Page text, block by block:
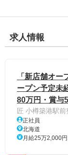
求人情報
「新店舗オ
ープン予定未
80万円・賞与
匠 小樽築港駅前
正社員
北海道
月給25万2,000